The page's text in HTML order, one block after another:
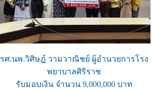
รศ.นพ.วิศิษฎ์ วามวาณิชย์ ผู้อำนวยการโรง
พยาบาลศิริราช
รับมอบเงิน จำนวน 9,000,000 บาท